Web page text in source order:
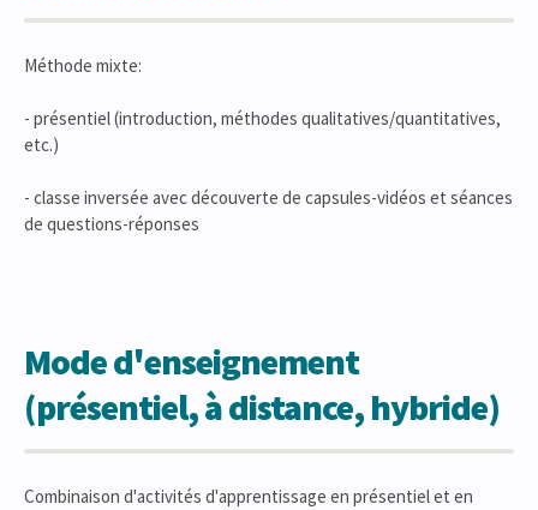
Méthode mixte:
- présentiel (introduction, méthodes qualitatives/quantitatives,
etc.)
- classe inversée avec découverte de capsules-vidéos et séances
de questions-réponses
Mode d'enseignement
(présentiel, à distance, hybride)
Combinaison d'activités d'apprentissage en présentiel et en